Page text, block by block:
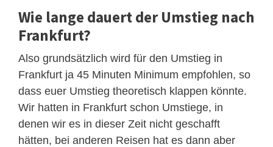
Wie lange dauert der Umstieg nach
Frankfurt?
Also grundsätzlich wird für den Umstieg in
Frankfurt ja 45 Minuten Minimum empfohlen, so
dass euer Umstieg theoretisch klappen könnte.
Wir hatten in Frankfurt schon Umstiege, in
denen wir es in dieser Zeit nicht geschafft
hätten, bei anderen Reisen hat es dann aber